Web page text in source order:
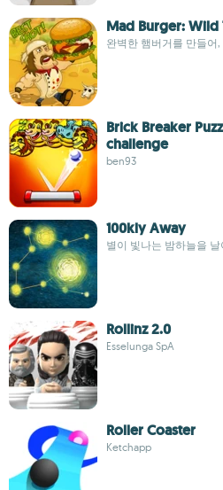
Mad Burger: Wild
완벽한 햄버거를 만들어
Brick Breaker
challenge
ben93
100kly Away
별이 빛나는 밤하늘을 날
Rollinz 2.0
Esselunga SpA
Roller Coaster
Ketchapp